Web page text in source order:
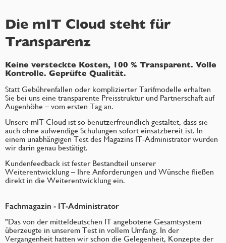
Die mIT Cloud steht für
Transparenz
Keine versteckte Kosten, 100 % Transparent. Volle
Kontrolle. Geprüfte Qualität.
Statt Gebührenfallen oder komplizierter Tarifmodelle erhalten
Sie bei uns eine transparente Preisstruktur und Partnerschaft auf
Augenhöhe – vom ersten Tag an.
Unsere mIT Cloud ist so benutzerfreundlich gestaltet, dass sie
auch ohne aufwendige Schulungen sofort einsatzbereit ist. In
einem unabhängigen Test des Magazins IT-Administrator wurden
wir darin genau bestätigt.
Kundenfeedback ist fester Bestandteil unserer
Weiterentwicklung – Ihre Anforderungen und Wünsche fließen
direkt in die Weiterentwicklung ein.
Fachmagazin - IT-Administrator
"Das von der mitteldeutschen IT angebotene Gesamtsystem
überzeugte in unserem Test in vollem Umfang. In der
Vergangenheit hatten wir schon die Gelegenheit, Konzepte der